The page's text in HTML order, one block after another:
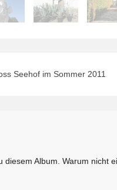
Seehof im Sommer 2011
diesem Album. Warum nicht